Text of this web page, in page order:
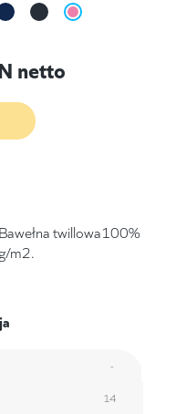
netto
twillowa100%
m2.
-
14